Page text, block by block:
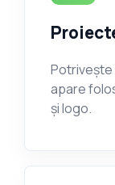
Potrivește
apare
și logo.